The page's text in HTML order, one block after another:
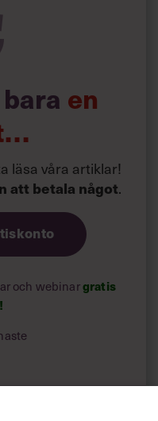
en
läsa våra artiklar!
att betala något.
och webinargratis